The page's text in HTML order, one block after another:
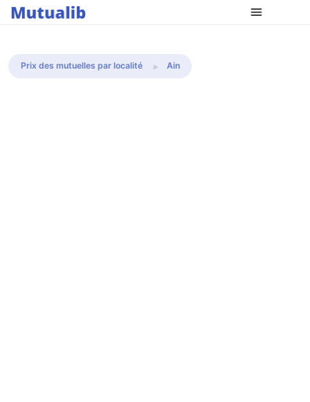
Comparer les mutuelles
Prix des mutuelles par localité Ain